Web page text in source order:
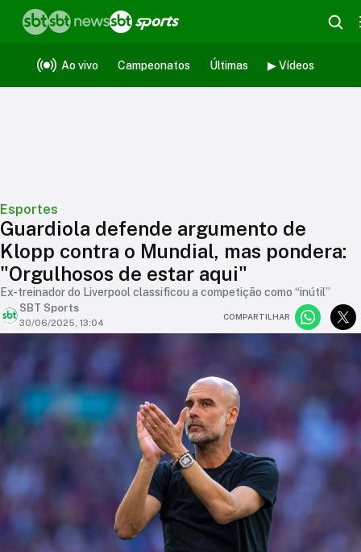
Ao vivo Campeonatos Últimas ▶ Vídeos
Esportes
Guardiola defende argumento de
Klopp contra o Mundial, mas pondera:
"Orgulhosos de estar aqui"
Ex-treinador do Liverpool classificou a competição como “inútil”
SBT Sports
30/06/2025, 13:04
COMPARTILHAR